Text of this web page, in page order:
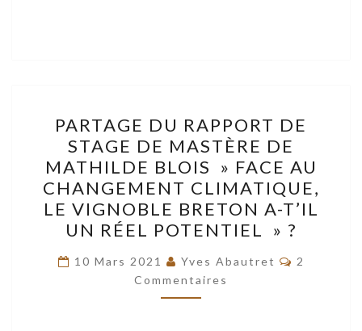
À
LOPERHET
(FINISTÈRE
DU
RAPPORT
DE
STAGE
DE
MASTÈRE
DE
MATHILDE
PARTAGE DU RAPPORT DE
STAGE DE MASTÈRE DE
MATHILDE BLOIS » FACE AU
CHANGEMENT CLIMATIQUE,
LE VIGNOBLE BRETON A-T’IL
UN RÉEL POTENTIEL » ?
10 Mars 2021 Yves Abautret
2
Commentaires